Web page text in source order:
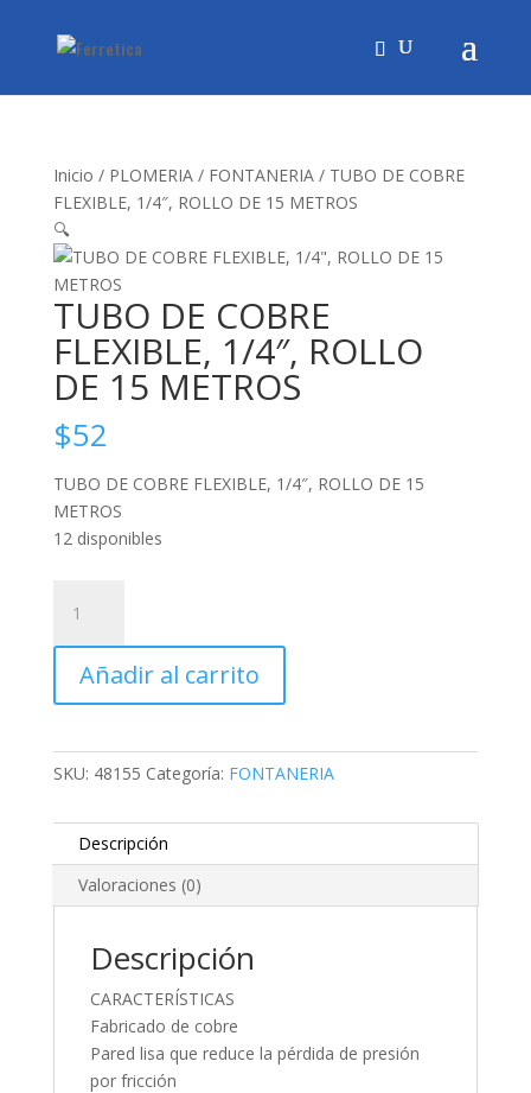
Inicio / PLOMERIA/ FONTANERIA/ TUBO DE COBRE
FLEXIBLE, 1/4″, ROLLO DE 15 METROS
🔍
TUBO DE COBRE
FLEXIBLE, 1/4″, ROLLO
DE 15 METROS
$52
TUBO DE COBRE FLEXIBLE, 1/4″, ROLLO DE 15
METROS
12 disponibles
COBRE
FLEXIBLE,
1/4",
DE
15
cantidad
Añadir al carrito
SKU: 48155 Categoría: FONTANERIA
Descripción
Valoraciones (0)
Descripción
CARACTERÍSTICAS
Fabricado de cobre
Pared lisa que reduce la pérdida de presión
por fricción